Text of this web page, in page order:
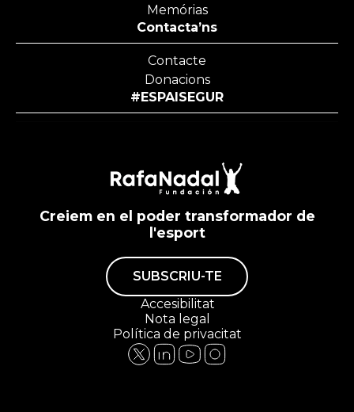
Memórias
Contacta’ns
Contacte
Donacions
#ESPAISEGUR
Creiem en el poder transformador de
l'esport
SUBSCRIU-TE
Accesibilitat
Nota legal
Política de privacitat